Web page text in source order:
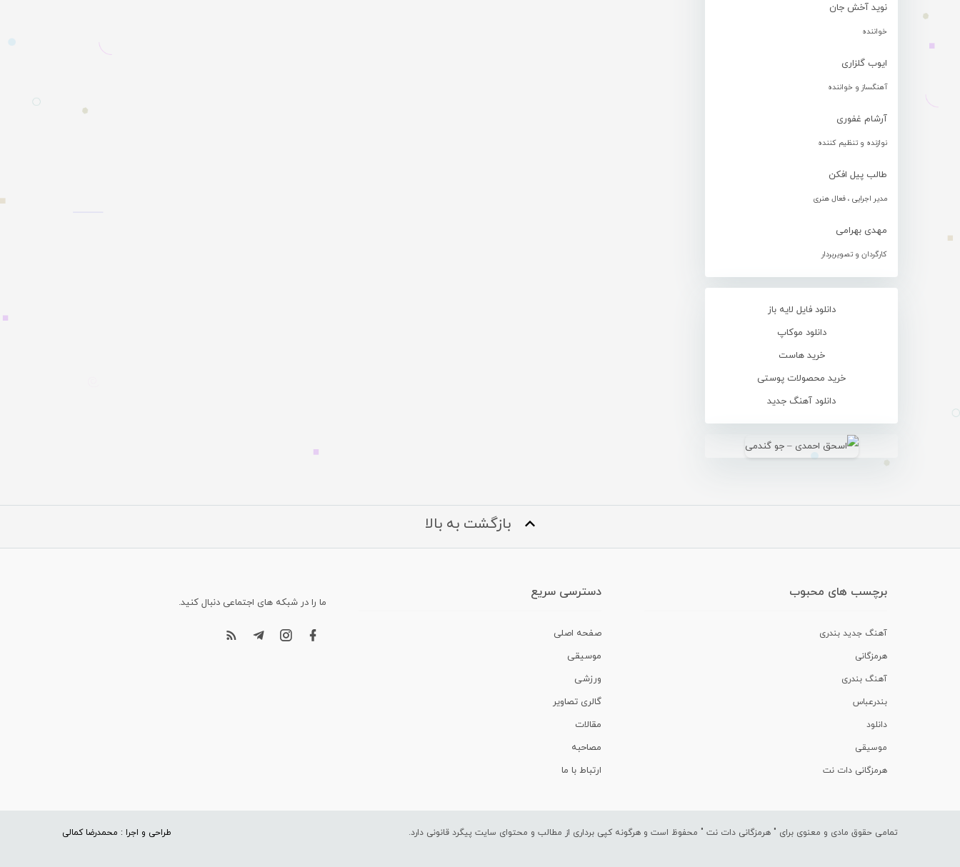
نوید آخش جان
خواننده
ایوب گلزاری
آهنگساز و خواننده
آرشام غفوری
نوازنده و تنظیم کننده
طالب پیل افکن
مدیر اجرایی ، فعال هنری
مهدی بهرامی
کارگردان و تصویربردار
دانلود فایل لایه باز
دانلود موکاپ
خرید هاست
خرید محصولات پوستی
دانلود آهنگ جدید
بازگشت به بالا
برچسب های محبوب
آهنگ جدید بندری
هرمزگانی
آهنگ بندری
بندرعباس
دانلود
موسیقی
هرمزگانی دات نت
دسترسی سریع
صفحه اصلی
موسیقی
ورزشی
گالری تصاویر
مقالات
مصاحبه
ارتباط با ما
ما را در شبکه های اجتماعی دنبال کنید.
تمامی حقوق مادی و معنوی برای " هرمزگانی دات نت " محفوظ است و هرگونه کپی برداری از مطالب و محتوای سایت پیگرد قانونی دارد. طراحی و اجرا : محمدرضا کمالی